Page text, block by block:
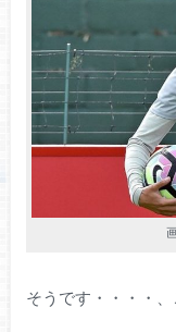
そうです・・・・、